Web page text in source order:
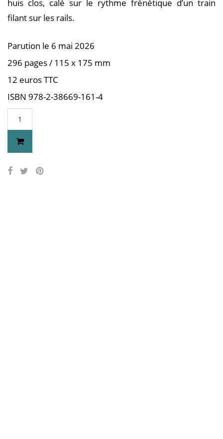
huis clos, calé sur le rythme frénétique d’un train
filant sur les rails.
Parution le 6 mai 2026
296 pages / 115 x 175 mm
12 euros TTC
ISBN 978-2-38669-161-4